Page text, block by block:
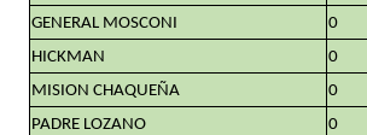
GENERAL MOSCONI
0
HICKMAN
0
MISION CHAQUEÑA
0
PADRE LOZANO
0